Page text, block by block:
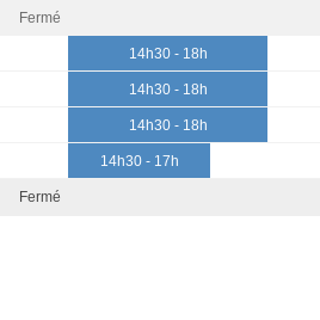
Fermé
14h30 - 18h
14h30 - 18h
14h30 - 18h
14h30 - 17h
Fermé